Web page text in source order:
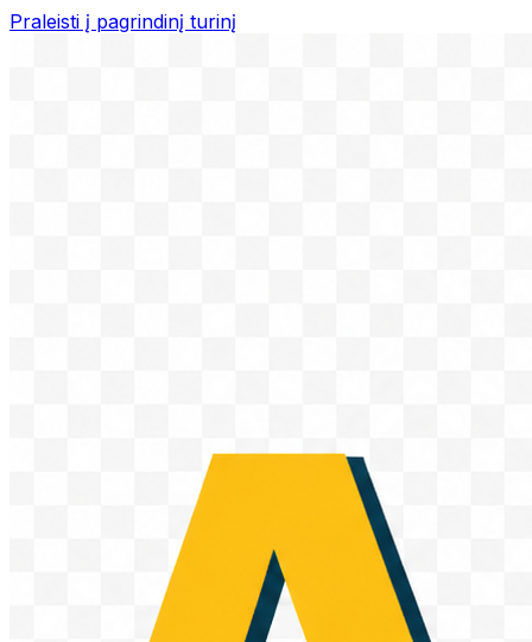
Praleisti į pagrindinį turinį